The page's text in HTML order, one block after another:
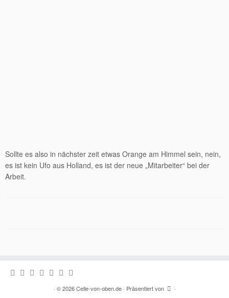
Sollte es also in nächster zeit etwas Orange am Himmel sein, nein,
es ist kein Ufo aus Holland, es ist der neue „Mitarbeiter“ bei der
Arbeit.
· © 2026 Celle-von-oben.de· Präsentiert von
·